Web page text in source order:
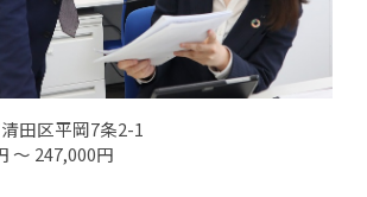
田区平岡7条2-1
～ 247,000円